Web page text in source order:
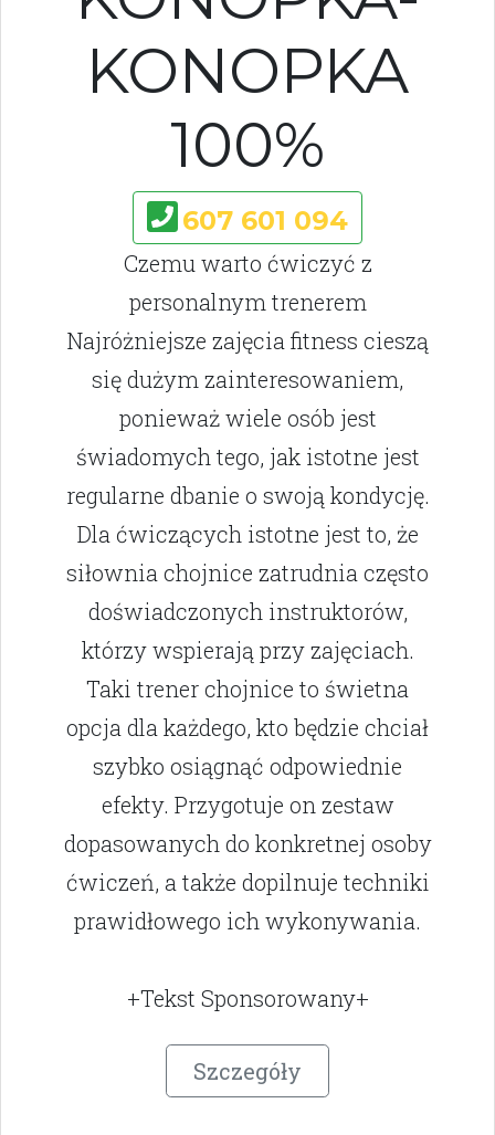
KONOPKA
100%
607 601 094
Czemu warto ćwiczyć z
personalnym trenerem
Najróżniejsze zajęcia fitness cieszą
się dużym zainteresowaniem,
ponieważ wiele osób jest
świadomych tego, jak istotne jest
regularne dbanie o swoją kondycję.
Dla ćwiczących istotne jest to, że
siłownia chojnice zatrudnia często
doświadczonych instruktorów,
którzy wspierają przy zajęciach.
Taki trener chojnice to świetna
opcja dla każdego, kto będzie chciał
szybko osiągnąć odpowiednie
efekty. Przygotuje on zestaw
dopasowanych do konkretnej osoby
ćwiczeń, a także dopilnuje techniki
prawidłowego ich wykonywania.
+Tekst Sponsorowany+
Szczegóły